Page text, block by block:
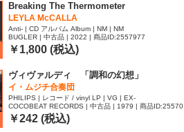
Breaking The Thermometer
LEYLA McCALLA
Anti- | CD アルバム Album | NM | NM
BUGLER | 中古品 | 2022 | 商品ID:2557977
￥1,800 (税込)
ヴィヴァルディ 「調和の幻想」
イ・ムジチ合奏団
PHILIPS | レコード / vinyl LP | VG | EX-
COCOBEAT RECORDS | 中古品 | 1979 | 商品ID:25570
69
￥242 (税込)